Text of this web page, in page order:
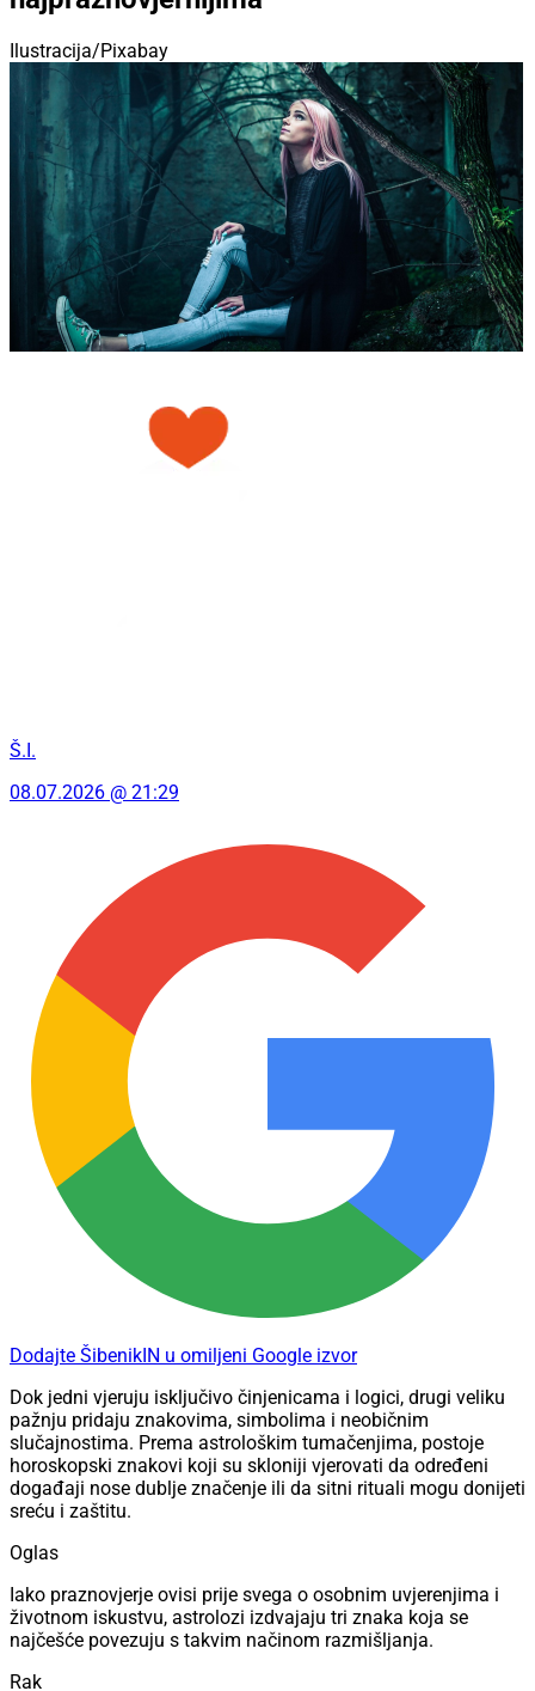
Ilustracija/Pixabay
Š.I.
08.07.2026 @ 21:29
Dodajte ŠibenikIN u omiljeni Google izvor
Dok jedni vjeruju isključivo činjenicama i logici, drugi veliku
pažnju pridaju znakovima, simbolima i neobičnim
slučajnostima. Prema astrološkim tumačenjima, postoje
horoskopski znakovi koji su skloniji vjerovati da određeni
događaji nose dublje značenje ili da sitni rituali mogu donijeti
sreću i zaštitu.
Oglas
Iako praznovjerje ovisi prije svega o osobnim uvjerenjima i
životnom iskustvu, astrolozi izdvajaju tri znaka koja se
najčešće povezuju s takvim načinom razmišljanja.
Rak